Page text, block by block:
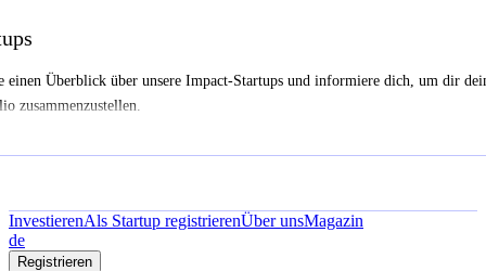
einen Überblick über unsere Impact-Startups und informiere dich, um dir
zusammenzustellen.
InvestierenAls Startup registrierenÜber unsMagazin
de
Registrieren